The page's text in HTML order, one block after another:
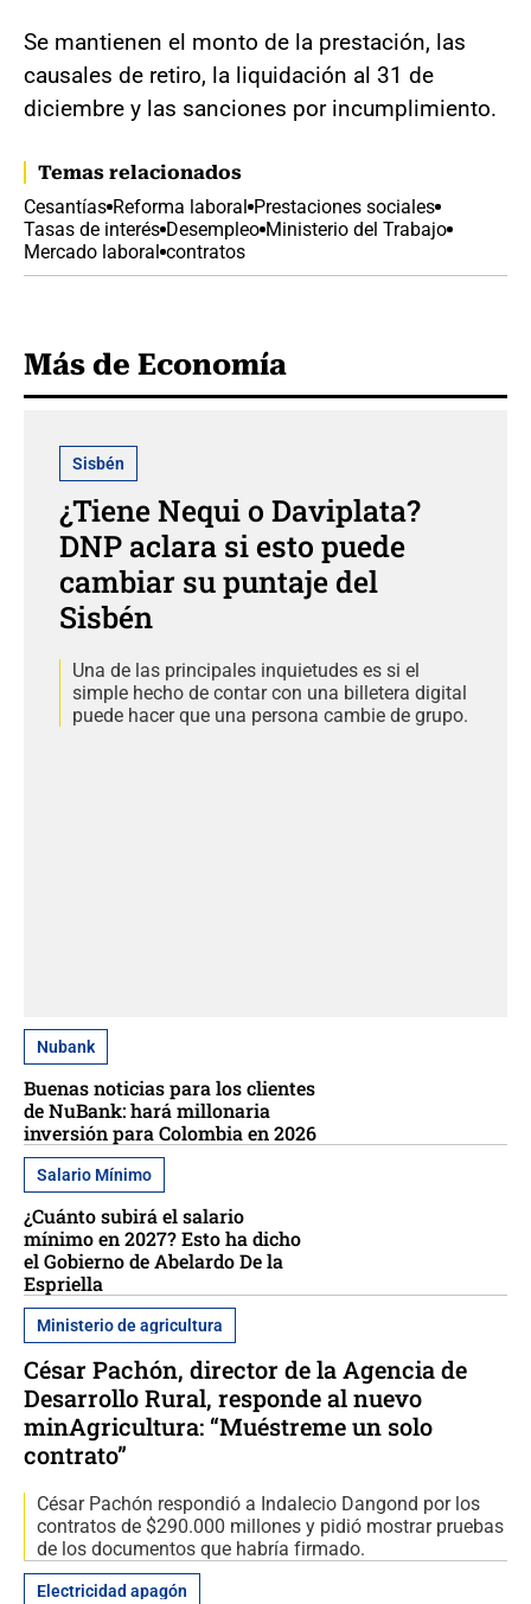
Se mantienen el monto de la prestación, las
causales de retiro, la liquidación al 31 de
diciembre y las sanciones por incumplimiento.
Temas relacionados
Cesantías Reforma laboral Prestaciones sociales
Tasas de interés Desempleo Ministerio del Trabajo
Mercado laboral contratos
Más de Economía
Sisbén
¿Tiene Nequi o Daviplata?
DNP aclara si esto puede
cambiar su puntaje del
Sisbén
Una de las principales inquietudes es si el
simple hecho de contar con una billetera digital
puede hacer que una persona cambie de grupo.
Nubank
Buenas noticias para los clientes
de NuBank: hará millonaria
inversión para Colombia en 2026
Salario Mínimo
¿Cuánto subirá el salario
mínimo en 2027? Esto ha dicho
el Gobierno de Abelardo De la
Espriella
Ministerio de agricultura
César Pachón, director de la Agencia de
Desarrollo Rural, responde al nuevo
minAgricultura: “Muéstreme un solo
contrato”
César Pachón respondió a Indalecio Dangond por los
contratos de $290.000 millones y pidió mostrar pruebas
de los documentos que habría firmado.
Electricidad apagón